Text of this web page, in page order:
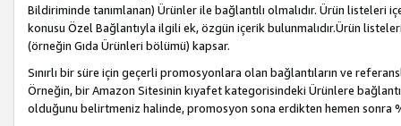
Bildiriminde tanımlanan) Ürünler ile bağlantılı olmalıdır. Ürün listeleri
konusu Özel Bağlantıyla ilgili ek, özgün içerik bulunmalıdır.Ürün
(örneğin Gıda Ürünleri bölümü) kapsar.
Sınırlı bir süre için geçerli promosyonlara olan bağlantıların ve
Örneğin, bir Amazon Sitesinin kıyafet kategorisindeki Ürünlere
olduğunu belirtmeniz halinde, promosyon sona erdikten hemen sonra